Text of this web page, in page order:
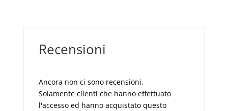
Recensioni
Ancora non ci sono recensioni.
Solamente clienti che hanno effettuato
l'accesso ed hanno acquistato questo